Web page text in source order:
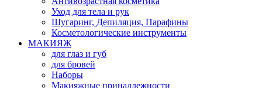
Уход для тела и рук
Шугаринг, Депиляция, Парафины
Косметологические инструменты
МАКИЯЖ
для глаз и губ
для бровей
Наборы
Макияжные принадлежности